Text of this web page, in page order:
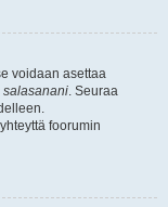
voidaan asettaa
salasanani. Seuraa
foorumin